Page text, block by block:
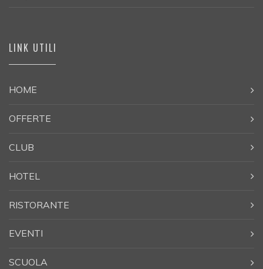
LINK UTILI
HOME
OFFERTE
CLUB
HOTEL
RISTORANTE
EVENTI
SCUOLA